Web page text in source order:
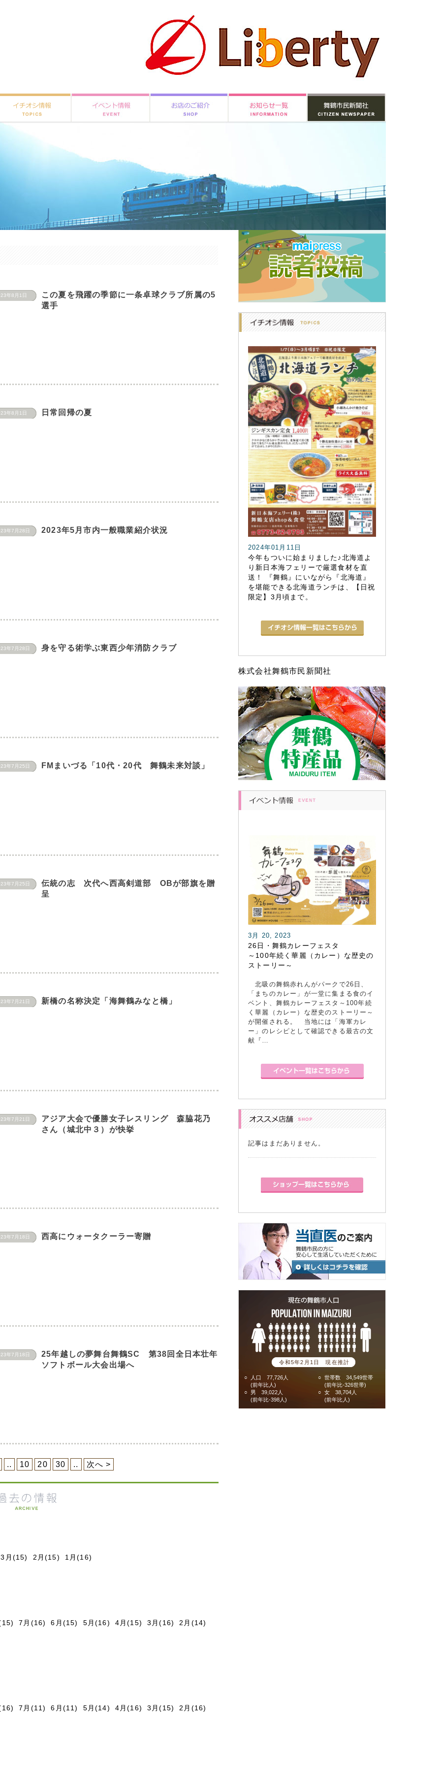
年8月1日
この夏を飛躍の季節に一条卓球クラブ所属の5
選手
年8月1日 日常回帰の夏
年7月28日 2023年5月市内一般職業紹介状況
年7月28日 身を守る術学ぶ東西少年消防クラブ
年7月25日 FMまいづる「10代・20代 舞鶴未来対談」
年7月25日
伝統の志 次代へ西高剣道部 OBが部旗を贈
呈
年7月21日 新橋の名称決定「海舞鶴みなと橋」
年7月21日
アジア大会で優勝女子レスリング 森脇花乃
さん（城北中３）が快挙
年7月18日 西高にウォータクーラー寄贈
年7月18日
25年越しの夢舞台舞鶴SC 第38回全日本壮年
ソフトボール大会出場へ
.. 10 20 30 .. 次へ >
3月(15) 2月(15) 1月(16)
7月(16) 6月(15) 5月(16) 4月(15) 3月(16) 2月(14)
7月(11) 6月(11) 5月(14) 4月(16) 3月(15) 2月(16)
2024年01月11日
今年もついに始まりました♪北海道よ
り新日本海フェリーで厳選食材を直
送！ 『舞鶴』にいながら『北海道』
を堪能できる北海道ランチは、【日祝
限定】3月頃まで。
株式会社舞鶴市民新聞社
3月 20, 2023
26日・舞鶴カレーフェスタ
～100年続く華麗（カレー）な歴史の
ストーリー～
北吸の舞鶴赤れんがパークで26日、
「まちのカレー」が一堂に集まる食のイ
ベント、舞鶴カレーフェスタ～100年続
く華麗（カレー）な歴史のストーリー～
が開催される。 当地には「海軍カレ
ー」のレシピとして確認できる最古の文
献『…
記事はまだありません。
令和5年2月1日 現在推計
○
人口 77,726人
(前年比人)
○
男 39,022人
(前年比-398人)
○ 世帯数 34,549世帯
(前年比-326世帯)
○ 女 38,704人
(前年比人)